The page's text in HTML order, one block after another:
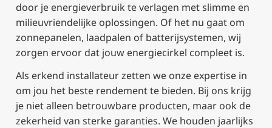
door je energieverbruik te verlagen met slimme en
milieuvriendelijke oplossingen. Of het nu gaat om
zonnepanelen, laadpalen of batterijsystemen, wij
zorgen ervoor dat jouw energiecirkel compleet is.
Als erkend installateur zetten we onze expertise in
om jou het beste rendement te bieden. Bij ons krijg
je niet alleen betrouwbare producten, maar ook de
zekerheid van sterke garanties. We houden jaarlijks